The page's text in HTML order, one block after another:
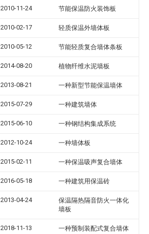
2010-11-24 节能保温防火装饰板
2010-02-17 轻质保温外墙体板
2010-05-12 节能轻质复合墙体条板
2014-08-20 植物纤维水泥墙板
2013-08-21 一种新型节能保温墙体
2015-07-29 一种建筑墙体
2015-06-10 一种钢结构集成系统
2012-10-24 一种墙体板
2015-02-11 一种保温吸声复合墙体
2016-05-18 一种建筑用保温砖
2013-04-24
保温隔热隔音防火一体化
墙板
2018-11-13 一种预制装配式复合墙体